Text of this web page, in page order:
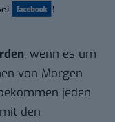
, wenn es um
von Morgen
jeden
den